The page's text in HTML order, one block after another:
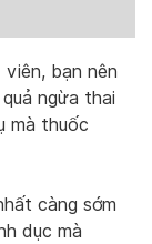
bạn nên
ngừa thai
mà thuốc
càng sớm
dục mà